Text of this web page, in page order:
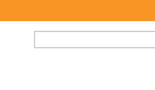
FORMULAIRE DE